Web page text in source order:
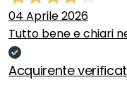
04 Aprile 2026
Tutto bene e chiari
Acquirente